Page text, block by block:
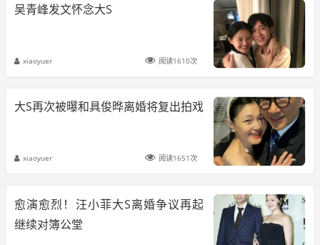
吴青峰发文怀念大S
xiaoyuer 阅读1610次
大S再次被曝和具俊晔离婚将复出拍戏
xiaoyuer 阅读1651次
愈演愈烈！汪小菲大S离婚争议再起
继续对簿公堂